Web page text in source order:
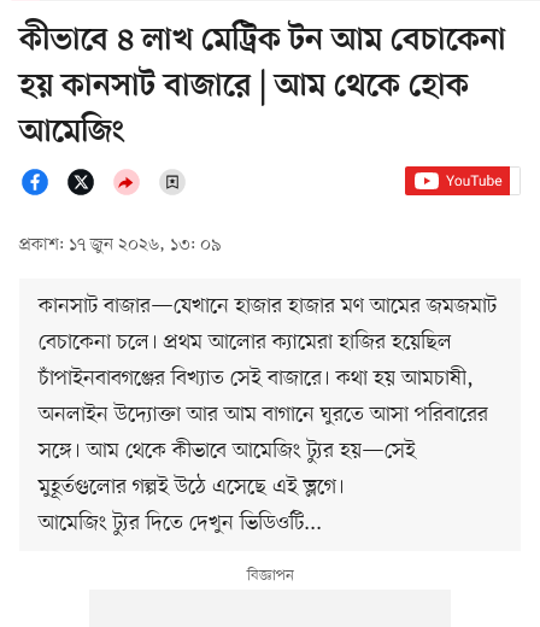
কীভাবে ৪ লাখ মেট্রিক টন আম বেচাকেনা
হয় কানসাট বাজারে | আম থেকে হোক
আমেজিং
প্রকাশ: ১৭ জুন ২০২৬, ১৩: ০৯
কানসাট বাজার—যেখানে হাজার হাজার মণ আমের জমজমাট
বেচাকেনা চলে। প্রথম আলোর ক্যামেরা হাজির হয়েছিল
চাঁপাইনবাবগঞ্জের বিখ্যাত সেই বাজারে। কথা হয় আমচাষী,
অনলাইন উদ্যোক্তা আর আম বাগানে ঘুরতে আসা পরিবারের
সঙ্গে। আম থেকে কীভাবে আমেজিং ট্যুর হয়—সেই
মুহূর্তগুলোর গল্পই উঠে এসেছে এই ভ্লগে।
আমেজিং ট্যুর দিতে দেখুন ভিডিওটি...